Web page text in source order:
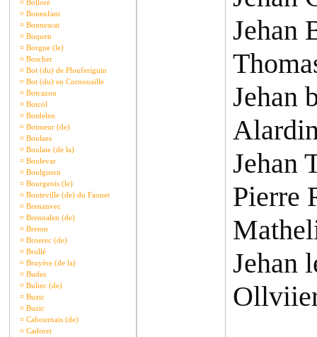
¤ Bolloré
¤ Bonenfant
¤ Bonnescat
¤ Boquen
¤ Borgne (le)
¤ Boscher
¤ Bot (du) de Plouferiguin
¤ Bot (du) en Cornouaille
¤ Botcazou
¤ Botcol
¤ Botdelen
¤ Botmeur (de)
¤ Boulaes
¤ Boulaie (de la)
¤ Boulevar
¤ Boulguern
¤ Bourgeois (le)
¤ Bouteville (de) du Faouet
¤ Brenanvec
¤ Brennalen (de)
¤ Breton
¤ Broerec (de)
¤ Brullé
¤ Bruyère (de la)
¤ Budes
¤ Buliec (de)
¤ Buzic
¤ Buzic
¤ Cabournais (de)
¤ Cadoret
Jehan
Jehan
Jehan
Pierre
Jehan